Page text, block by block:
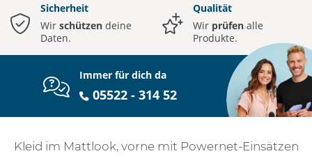
Sicherheit
Wir schützen deine
Daten.
Qualität
Wir prüfen alle
Produkte.
Immer für dich da
05522 - 314 52
Kleid im Mattlook, vorne mit Powernet-Einsätzen